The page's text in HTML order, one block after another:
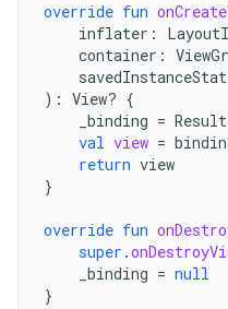
override fun
inflater :
container :
): View? {
_binding =
val view =
return view
}
override fun
super .
_binding = null
}